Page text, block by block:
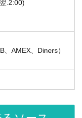
.2:00)
、AMEX、Diners）